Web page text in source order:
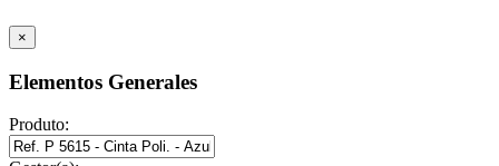
×
Elementos Generales
Produto: